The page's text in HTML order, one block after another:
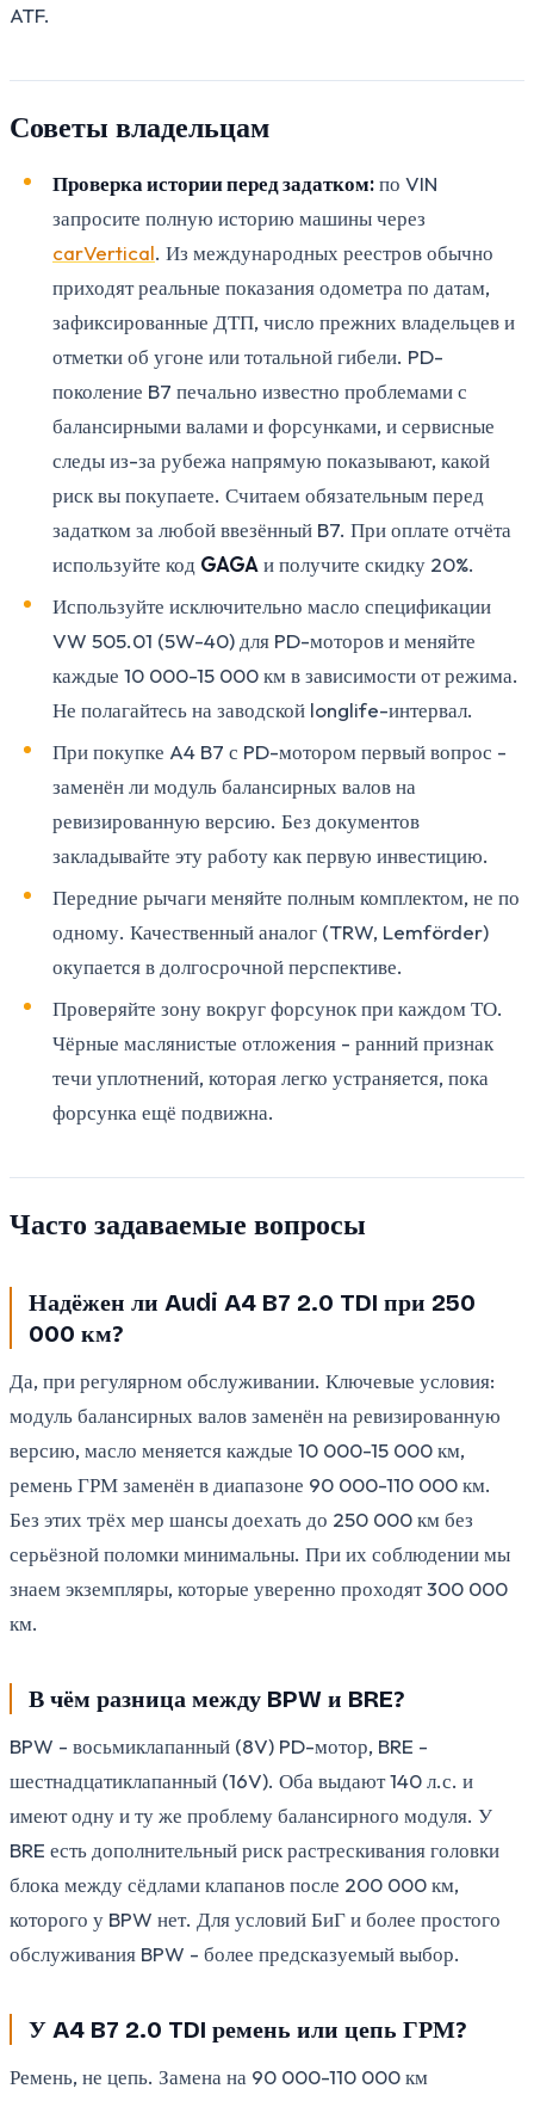
ATF.
Советы владельцам
Проверка истории перед задатком:по VIN
запросите полную историю машины через
carVertical. Из международных реестров обычно
приходят реальные показания одометра по датам,
зафиксированные ДТП, число прежних владельцев и
отметки об угоне или тотальной гибели. PD-
поколение B7 печально известно проблемами с
балансирными валами и форсунками, и сервисные
следы из-за рубежа напрямую показывают, какой
риск вы покупаете. Считаем обязательным перед
задатком за любой ввезённый B7. При оплате отчёта
используйте код GAGA и получите скидку 20%.
Используйте исключительно масло спецификации
VW 505.01 (5W-40) для PD-моторов и меняйте
каждые 10 000-15 000 км в зависимости от режима.
Не полагайтесь на заводской longlife-интервал.
При покупке A4 B7 с PD-мотором первый вопрос -
заменён ли модуль балансирных валов на
ревизированную версию. Без документов
закладывайте эту работу как первую инвестицию.
Передние рычаги меняйте полным комплектом, не по
одному. Качественный аналог (TRW, Lemförder)
окупается в долгосрочной перспективе.
Проверяйте зону вокруг форсунок при каждом ТО.
Чёрные маслянистые отложения - ранний признак
течи уплотнений, которая легко устраняется, пока
форсунка ещё подвижна.
Часто задаваемые вопросы
Надёжен ли Audi A4 B7 2.0 TDI при 250
000 км?
Да, при регулярном обслуживании. Ключевые условия:
модуль балансирных валов заменён на ревизированную
версию, масло меняется каждые 10 000-15 000 км,
ремень ГРМ заменён в диапазоне 90 000-110 000 км.
Без этих трёх мер шансы доехать до 250 000 км без
серьёзной поломки минимальны. При их соблюдении мы
знаем экземпляры, которые уверенно проходят 300 000
км.
В чём разница между BPW и BRE?
BPW - восьмиклапанный (8V) PD-мотор, BRE -
шестнадцатиклапанный (16V). Оба выдают 140 л.с. и
имеют одну и ту же проблему балансирного модуля. У
BRE есть дополнительный риск растрескивания головки
блока между сёдлами клапанов после 200 000 км,
которого у BPW нет. Для условий БиГ и более простого
обслуживания BPW - более предсказуемый выбор.
У A4 B7 2.0 TDI ремень или цепь ГРМ?
Ремень, не цепь. Замена на 90 000-110 000 км